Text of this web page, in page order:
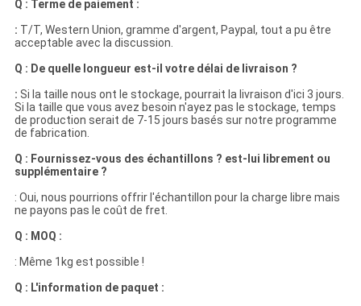
Q : Terme de paiement :
: T/T, Western Union, gramme d'argent, Paypal, tout a pu être
acceptable avec la discussion.
Q : De quelle longueur est-il votre délai de livraison ?
: Si la taille nous ont le stockage, pourrait la livraison d'ici 3 jours.
Si la taille que vous avez besoin n'ayez pas le stockage, temps
de production serait de 7-15 jours basés sur notre programme
de fabrication.
Q : Fournissez-vous des échantillons ? est-lui librement ou
supplémentaire ?
: Oui, nous pourrions offrir l'échantillon pour la charge libre mais
ne payons pas le coût de fret.
Q : MOQ :
: Même 1kg est possible !
Q : L'information de paquet :